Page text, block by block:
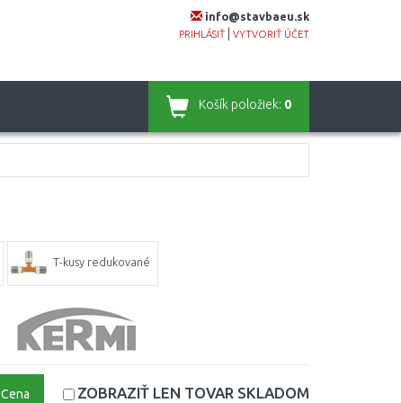
info@stavbaeu.sk
PRIHLÁSIŤ VYTVORIŤ ÚČET
Košík položiek: 0
T-kusy redukované
Cena ZOBRAZIŤ LEN TOVAR SKLADOM